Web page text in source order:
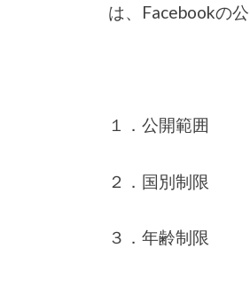
は、Facebookの
１．公開範囲
２．国別制限
３．年齢制限